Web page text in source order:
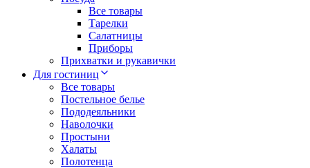
Все товары
Тарелки
Салатницы
Приборы
Прихватки и рукавички
Для гостиниц
Все товары
Постельное белье
Пододеяльники
Наволочки
Простыни
Халаты
Полотенца